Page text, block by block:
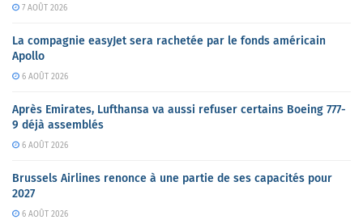
7 AOÛT 2026
La compagnie easyJet sera rachetée par le fonds américain
Apollo
6 AOÛT 2026
Après Emirates, Lufthansa va aussi refuser certains Boeing 777-
9 déjà assemblés
6 AOÛT 2026
Brussels Airlines renonce à une partie de ses capacités pour
2027
6 AOÛT 2026